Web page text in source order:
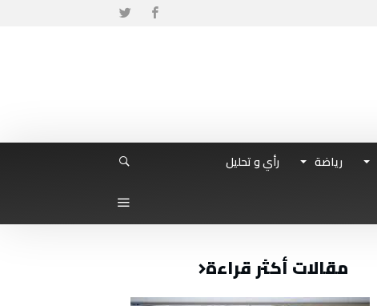
رياضة
رأي و تحليل
مقالات أكثر قراءة